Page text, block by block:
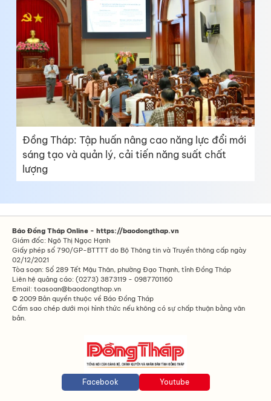
Đồng Tháp: Tập huấn nâng cao năng lực đổi mới
sáng tạo và quản lý, cải tiến năng suất chất
lượng
Báo Đồng Tháp Online - https://baodongthap.vn
Giám đốc: Ngô Thị Ngọc Hạnh
Giấy phép số 790/GP-BTTTT do Bộ Thông tin và Truyền thông cấp ngày
02/12/2021
Tòa soạn: Số 289 Tết Mậu Thân, phường Đạo Thạnh, tỉnh Đồng Tháp
Liên hệ quảng cáo: (0273) 3873119 - 0987701160
Email: toasoan@baodongthap.vn
© 2009 Bản quyền thuộc về Báo Đồng Tháp
Cấm sao chép dưới mọi hình thức nếu không có sự chấp thuận bằng văn
bản.
Facebook Youtube